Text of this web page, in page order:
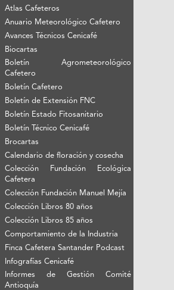
Atlas Cafeteros
Anuario Meteorológico Cafetero
Avances Técnicos Cenicafé
Biocartas
Boletín Agrometeorológico
Cafetero
Boletín Cafetero
Boletín de Extensión FNC
Boletín Estado Fitosanitario
Boletín Técnico Cenicafé
Brocartas
Calendario de floración y cosecha
Colección Fundación Ecológica
Cafetera
Colección Fundación Manuel Mejía
Colección Libros 80 años
Colección Libros 85 años
Comportamiento de la Industria
Finca Cafetera Santander Podcast
Infografías Cenicafé
Informes de Gestión Comité
Antioquía